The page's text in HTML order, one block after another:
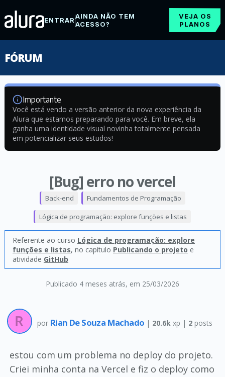
ENTRARAINDA NÃO TEM
ACESSO?
VEJA OS
PLANOS
FÓRUM
Importante
Você está vendo a versão anterior da nova experiência da
Alura que estamos preparando para você. Em breve, ela
ganha uma identidade visual novinha totalmente pensada
em potencializar seus estudos!
[Bug] erro no vercel
Publicado 4 meses atrás, em 25/03/2026
Back-end Fundamentos de Programação
Lógica de programação: explore funções e listas
Referente ao curso Lógica de programação: explore
funções e listas, no capítulo Publicando o projeto e
atividade GitHub
por Rian De Souza Machado | 20.6k xp | 2posts
estou com um problema no deploy do projeto.
Criei minha conta na Vercel e fiz o deploy como